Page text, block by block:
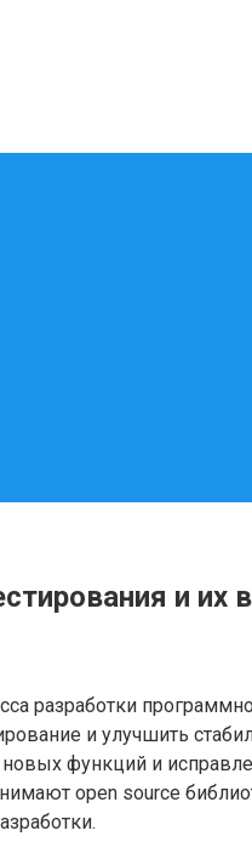
и их
разработки
и улучшить
функций и
open source